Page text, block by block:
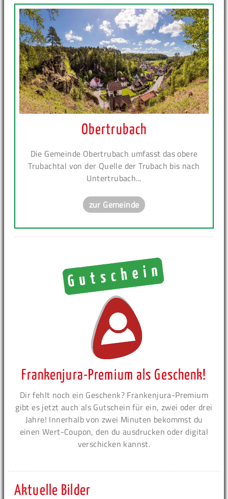
Obertrubach
Die Gemeinde Obertrubach umfasst das obere
Trubachtal von der Quelle der Trubach bis nach
Untertrubach...
zur Gemeinde
Frankenjura-Premium als Geschenk!
Dir fehlt noch ein Geschenk? Frankenjura-Premium
gibt es jetzt auch als Gutschein für ein, zwei oder drei
Jahre! Innerhalb von zwei Minuten bekommst du
einen Wert-Coupon, den du ausdrucken oder digital
verschicken kannst.
Aktuelle Bilder